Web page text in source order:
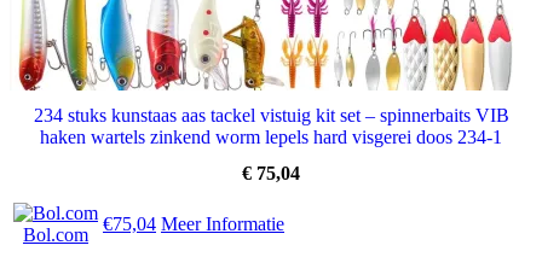
234 stuks kunstaas aas tackel vistuig kit set – spinnerbaits VIB
haken wartels zinkend worm lepels hard visgerei doos 234-1
€ 75,04
Bol.com
€75,04 Meer Informatie